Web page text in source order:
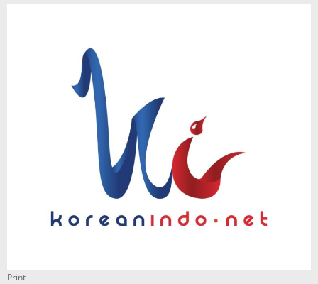
Print